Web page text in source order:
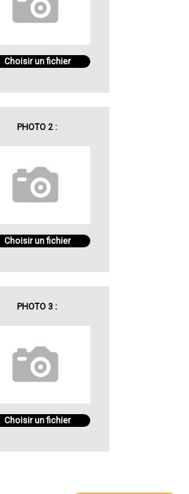
Choisir un fichier
PHOTO 2 :
Choisir un fichier
PHOTO 3 :
Choisir un fichier